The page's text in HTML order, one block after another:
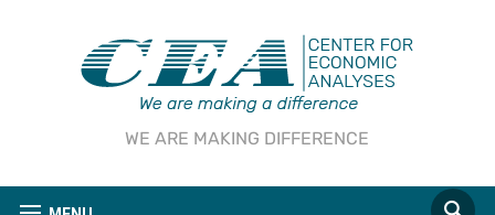
WE ARE MAKING DIFFERENCE